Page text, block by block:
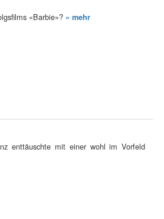
«Barbie»? » mehr
enttäuschte mit einer wohl im Vorfeld